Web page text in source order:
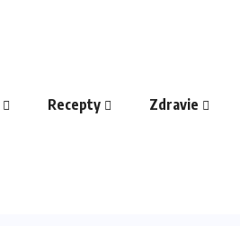
Recepty Zdravie